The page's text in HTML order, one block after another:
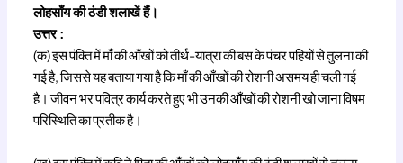
लोहसाँय की ठंडी शलाखें हैं।
उत्तर :
(क) इस पंक्ति में माँ की आँखों को तीर्थ-यात्रा की बस के पंचर पहियों से तुलना की
गई है, जिससे यह बताया गया है कि माँ की आँखों की रोशनी असमय ही चली गई
है। जीवन भर पवित्र कार्य करते हुए भी उनकी आँखों की रोशनी खो जाना विषम
परिस्थिति का प्रतीक है।